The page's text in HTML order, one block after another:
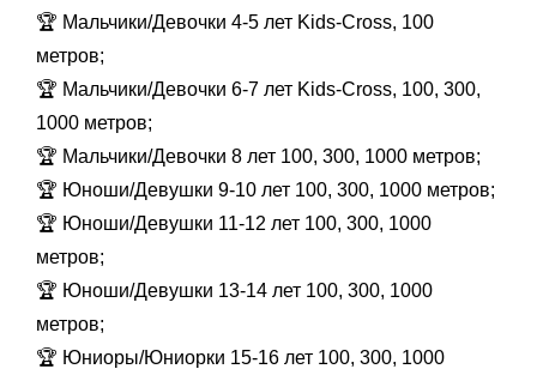
🏆 Мальчики/Девочки 4-5 лет Kids-Cross, 100
метров;
🏆 Мальчики/Девочки 6-7 лет Kids-Cross, 100, 300,
1000 метров;
🏆 Мальчики/Девочки 8 лет 100, 300, 1000 метров;
🏆 Юноши/Девушки 9-10 лет 100, 300, 1000 метров;
🏆 Юноши/Девушки 11-12 лет 100, 300, 1000
метров;
🏆 Юноши/Девушки 13-14 лет 100, 300, 1000
метров;
🏆 Юниоры/Юниорки 15-16 лет 100, 300, 1000